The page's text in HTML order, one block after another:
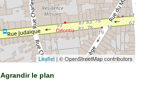
Leaflet | © OpenStreetMap contributors
Agrandir le plan